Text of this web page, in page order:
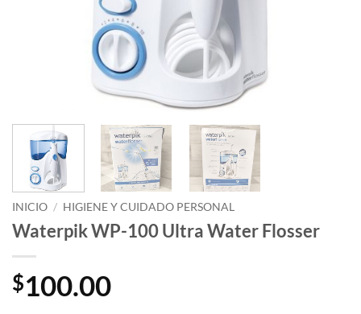
INICIO / HIGIENE Y CUIDADO PERSONAL
Waterpik WP-100 Ultra Water Flosser
$100.00